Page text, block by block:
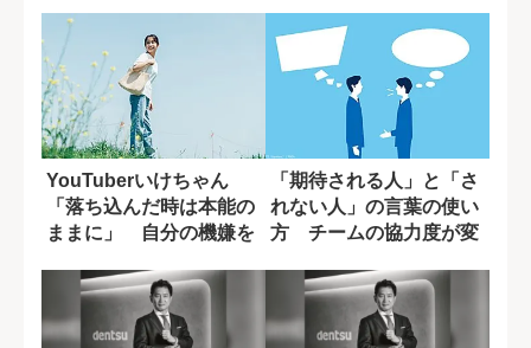
YouTuberいけちゃん
「落ち込んだ時は本能の
ままに」 自分の機嫌を
「期待される人」と「さ
れない人」の言葉の使い
方 チームの協力度が変